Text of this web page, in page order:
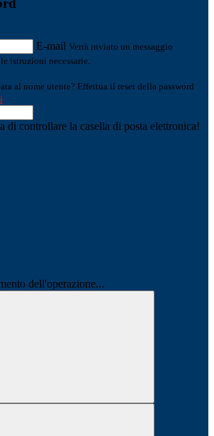
E-mail Verrà inviato un messaggio
istruzioni necessarie.
al nome utente? Effettua il reset della password
di controllare la casella di posta elettronica!
dell'operazione...